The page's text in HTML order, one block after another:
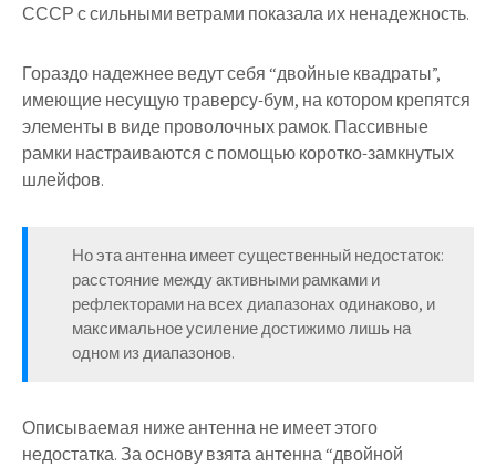
СССР с сильными ветрами показала их ненадежность.
Гораздо надежнее ведут себя “двойные квадраты”,
имеющие несущую траверсу-бум, на котором крепятся
элементы в виде проволочных рамок. Пассивные
рамки настраиваются с помощью коротко-замкнутых
шлейфов.
Но эта антенна имеет существенный недостаток:
расстояние между активными рамками и
рефлекторами на всех диапазонах одинаково, и
максимальное усиление достижимо лишь на
одном из диапазонов.
Описываемая ниже антенна не имеет этого
недостатка. За основу взята антенна “двойной